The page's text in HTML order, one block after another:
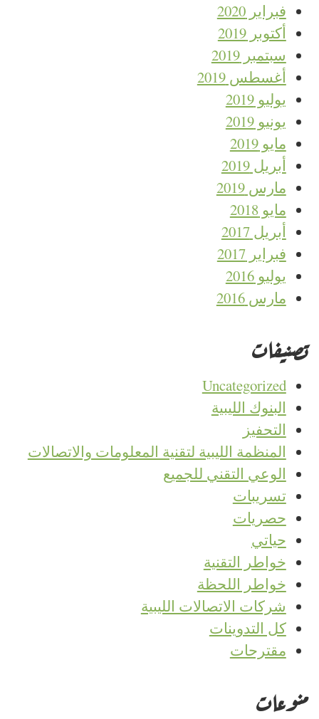
فبراير 2020
أكتوبر 2019
سبتمبر 2019
أغسطس 2019
يوليو 2019
يونيو 2019
مايو 2019
أبريل 2019
مارس 2019
مايو 2018
أبريل 2017
فبراير 2017
يوليو 2016
مارس 2016
تصنيفات
Uncategorized
البنوك الليبية
التحفيز
المنظمة الليبية لتقنية المعلومات والاتصالات
الوعي التقني للجميع
تسريبات
حصريات
حياتي
خواطر التقنية
خواطر اللحظة
شركات الاتصالات الليبية
كل التدوينات
مقترحات
منوعات